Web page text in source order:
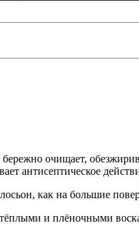
бережно очищает,
антисептическое
как на большие
тёплыми и плёночными